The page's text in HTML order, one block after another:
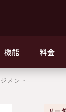
機能 料金
メント